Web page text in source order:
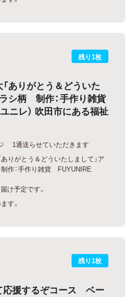
残り1枚
ありがとう＆どういた
ラシ柄 制作：手作り雑貨
ニレ） 吹田市にある福祉
1通送らせていただきます
ありがとう＆どういたしまして」ア
：手作り雑貨 FUYUNIRE
け予定です。
す。
残り1枚
応援するぞコース ベー